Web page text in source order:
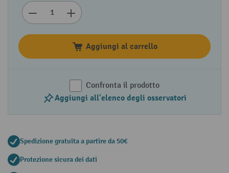
Aggiungi al carrello
Confronta il prodotto
Aggiungi all'elenco degli osservatori
Spedizione gratuita a partire da 50€
Protezione sicura dei dati